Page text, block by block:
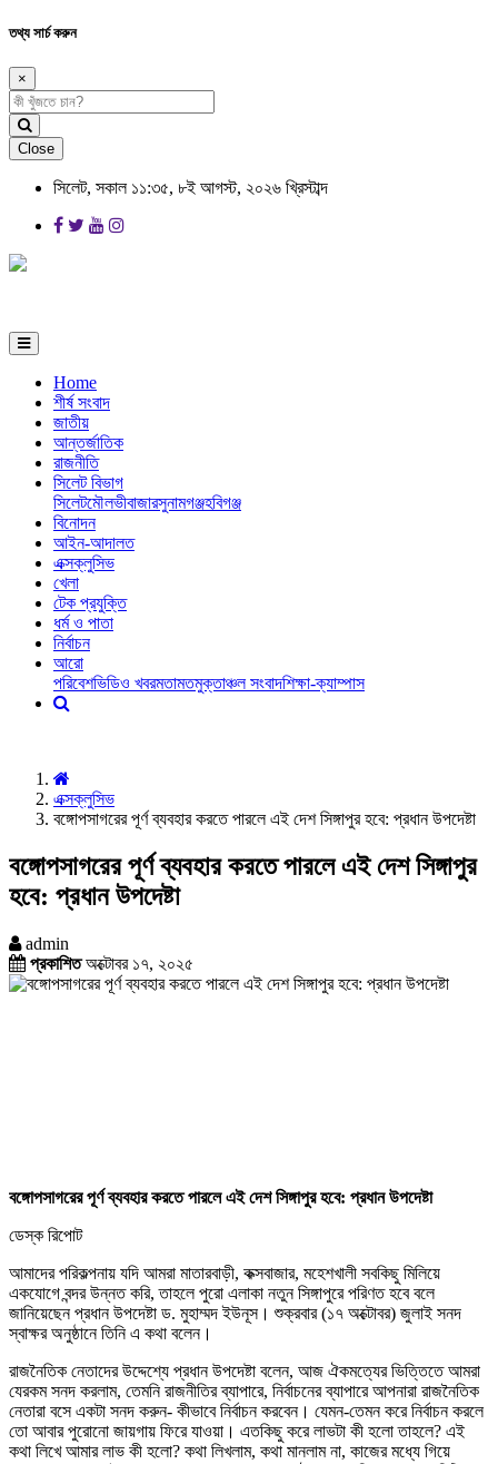
তথ্য সার্চ করুন
×
Close
সিলেট, সকাল ১১:৩৫, ৮ই আগস্ট, ২০২৬ খ্রিস্টাব্দ
Home
শীর্ষ সংবাদ
জাতীয়
আন্তর্জাতিক
রাজনীতি
সিলেট বিভাগ
সিলেটমৌলভীবাজারসুনামগঞ্জহবিগঞ্জ
বিনোদন
আইন-আদালত
এক্সক্লুসিভ
খেলা
টেক প্রযুক্তি
ধর্ম ও পাতা
নির্বাচন
আরো
পরিবেশভিডিও খবরমতামতমুক্তাঞ্চল সংবাদশিক্ষা-ক্যাম্পাস
এক্সক্লুসিভ
বঙ্গোপসাগরের পূর্ণ ব্যবহার করতে পারলে এই দেশ সিঙ্গাপুর হবে: প্রধান উপদেষ্টা
বঙ্গোপসাগরের পূর্ণ ব্যবহার করতে পারলে এই দেশ সিঙ্গাপুর
হবে: প্রধান উপদেষ্টা
admin
প্রকাশিতঅক্টোবর ১৭, ২০২৫
বঙ্গোপসাগরের পূর্ণ ব্যবহার করতে পারলে এই দেশ সিঙ্গাপুর হবে: প্রধান উপদেষ্টা
ডেস্ক রিপোট
আমাদের পরিকল্পনায় যদি আমরা মাতারবাড়ী, কক্সবাজার, মহেশখালী সবকিছু মিলিয়ে
একযোগে বন্দর উন্নত করি, তাহলে পুরো এলাকা নতুন সিঙ্গাপুরে পরিণত হবে বলে
জানিয়েছেন প্রধান উপদেষ্টা ড. মুহাম্মদ ইউনূস। শুক্রবার (১৭ অক্টোবর) জুলাই সনদ
স্বাক্ষর অনুষ্ঠানে তিনি এ কথা বলেন।
রাজনৈতিক নেতাদের উদ্দেশ্যে প্রধান উপদেষ্টা বলেন, আজ ঐকমত্যের ভিত্তিতে আমরা
যেরকম সনদ করলাম, তেমনি রাজনীতির ব্যাপারে, নির্বাচনের ব্যাপারে আপনারা রাজনৈতিক
নেতারা বসে একটা সনদ করুন- কীভাবে নির্বাচন করবেন। যেমন-তেমন করে নির্বাচন করলে
তো আবার পুরোনো জায়গায় ফিরে যাওয়া। এতকিছু করে লাভটা কী হলো তাহলে? এই
কথা লিখে আমার লাভ কী হলো? কথা লিখলাম, কথা মানলাম না, কাজের মধ্যে গিয়ে